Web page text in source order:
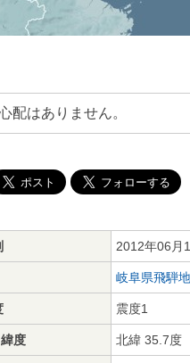
配はありません。
2012年06月
岐阜県飛騨
震度1
緯度 北緯 35.7度